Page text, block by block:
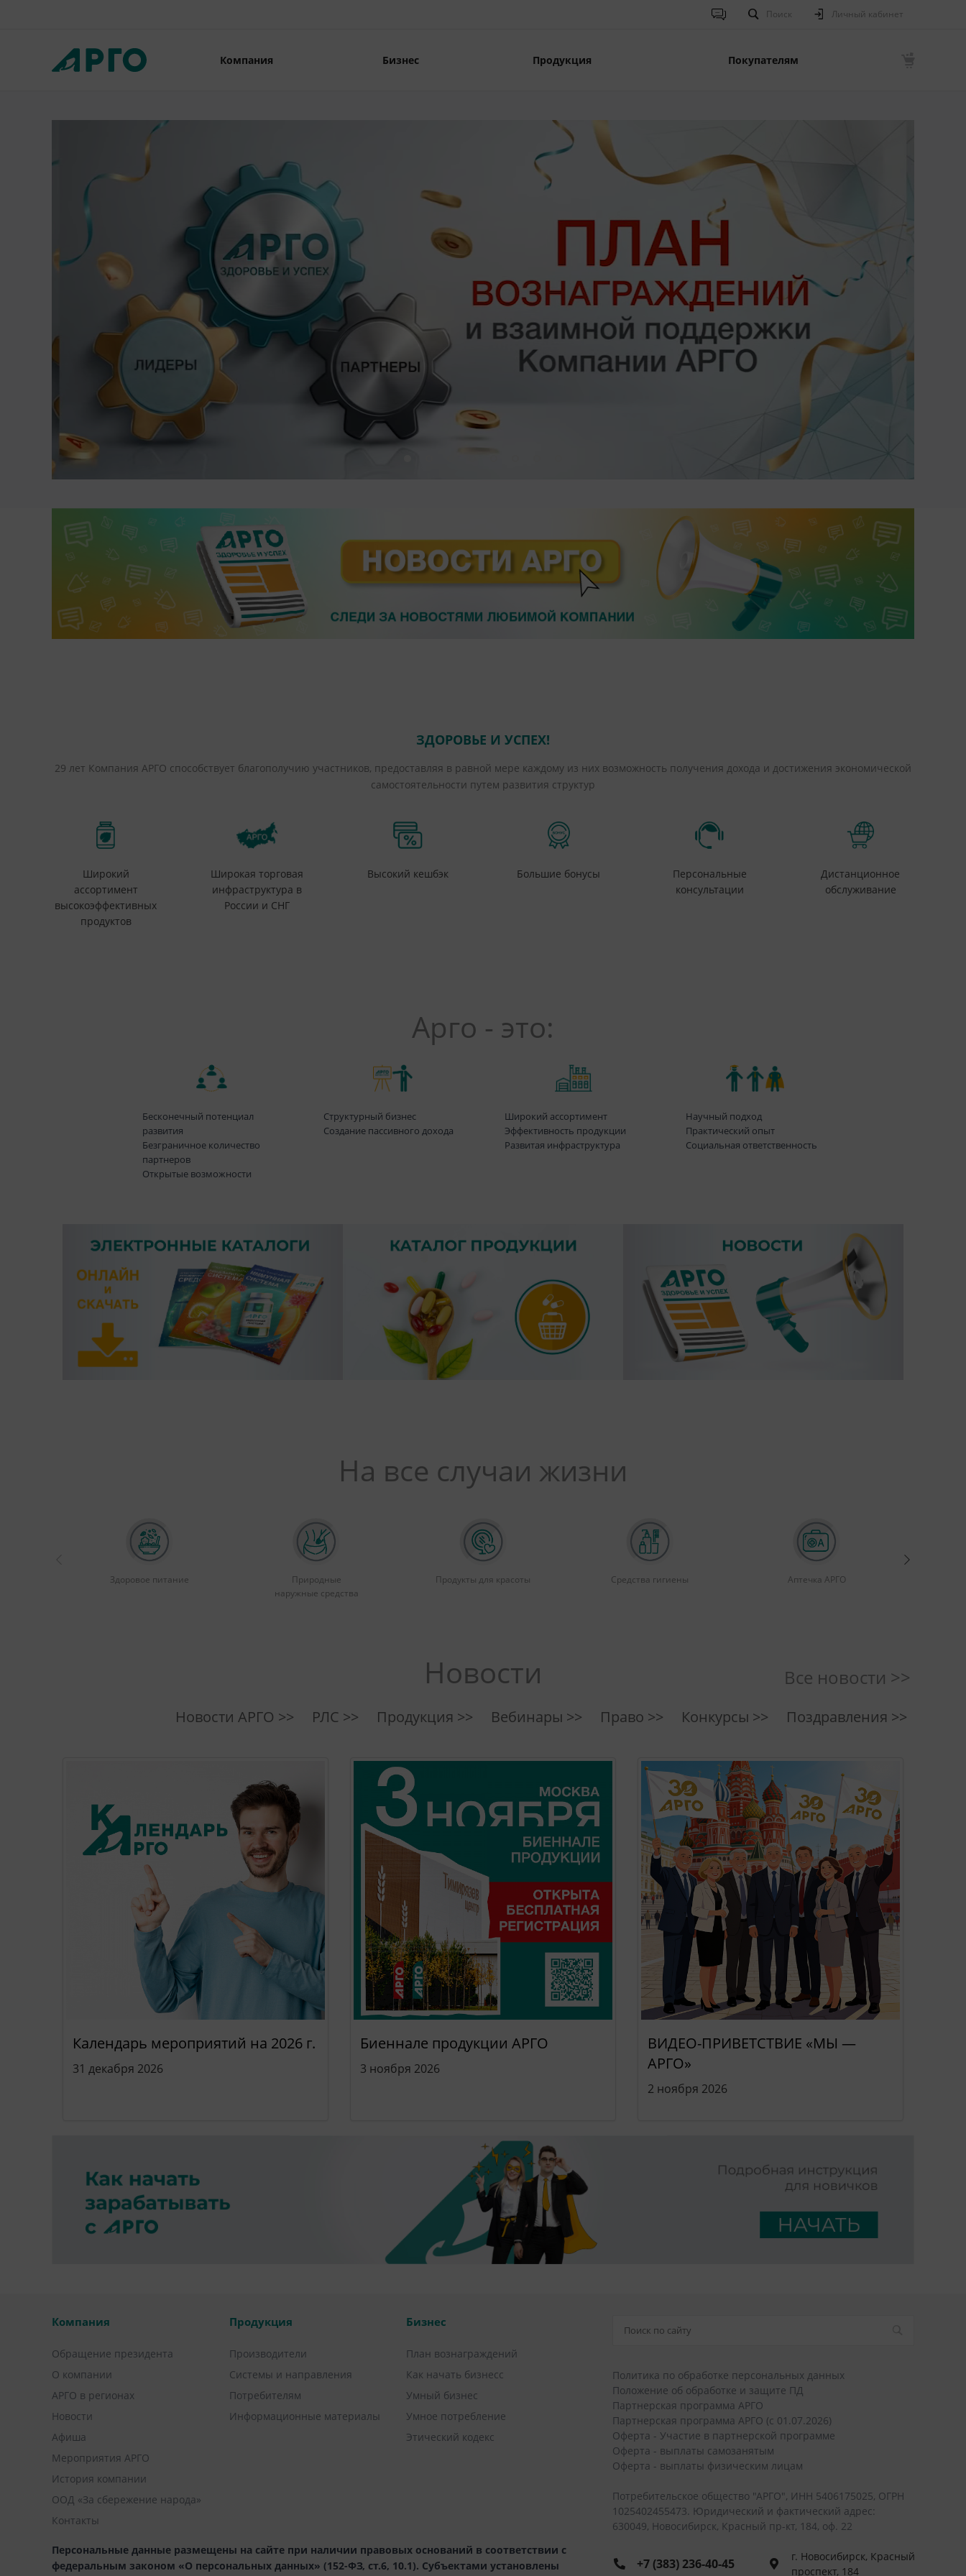
Поиск Личный кабинет
Компания Бизнес Продукция Покупателям
ЗДОРОВЬЕ И УСПЕХ!
29 лет Компания АРГО способствует благополучию участников, предоставляя в равной мере каждому из них возможность получения дохода и достижения экономической
самостоятельности путем развития структур
Широкий
ассортимент
высокоэффективных
продуктов
Широкая торговая
инфраструктура в
России и СНГ
Высокий кешбэк Большие бонусы
Персональные
консультации
Дистанционное
обслуживание
Арго - это:
Бесконечный потенциал
развития
Безграничное количество
партнеров
Открытые возможности
Структурный бизнес
Создание пассивного дохода
Широкий ассортимент
Эффективность продукции
Развитая инфраструктура
Научный подход
Практический опыт
Социальная ответственность
На все случаи жизни
Здоровое питание
Природные
наружные средства
Продукты для красоты Средства гигиены Аптечка АРГО
Новости Все новости >>
Новости АРГО >> РЛС >> Продукция >> Вебинары >> Право >> Конкурсы >> Поздравления >>
Календарь мероприятий на 2026 г.
31 декабря 2026
Биеннале продукции АРГО
3 ноября 2026
ВИДЕО-ПРИВЕТСТВИЕ «МЫ —
АРГО»
2 ноября 2026
Компания
Обращение президента
О компании
АРГО в регионах
Новости
Афиша
Мероприятия АРГО
История компании
ООД «За сбережение народа»
Контакты
Продукция
Производители
Системы и направления
Потребителям
Информационные материалы
Бизнес
План вознаграждений
Как начать бизнесс
Умный бизнес
Умное потребление
Этический кодекс
Персональные данные размещены на сайте при наличии правовых оснований в соответствии с
федеральным законом «О персональных данных» (152-ФЗ, ст.6, 10.1). Субъектами установлены
Политика по обработке персональных данных
Положение об обработке и защите ПД
Партнерская программа АРГО
Партнерская программа АРГО (с 01.07.2026)
Оферта - Участие в партнерской программе
Оферта - выплаты самозанятым
Оферта - выплаты физическим лицам
Потребительское общество "АРГО", ИНН 5406175025, ОГРН
1025402455473. Юридический и фактический адрес:
630049, Новосибирск, Красный пр-кт, 184, оф. 22
+7 (383) 236-40-45
г. Новосибирск, Красный
проспект, 184